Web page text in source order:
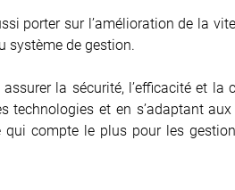
porter sur l’amélioration de la
système de gestion.
la sécurité, l’efficacité et
technologies et en s’adaptant
compte le plus pour les